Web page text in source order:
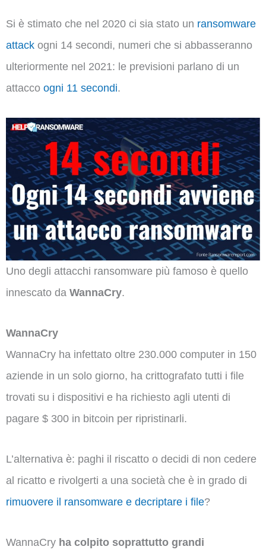
Si è stimato che nel 2020 ci sia stato un ransomware
attack ogni 14 secondi, numeri che si abbasseranno
ulteriormente nel 2021: le previsioni parlano di un
attacco ogni 11 secondi.
Uno degli attacchi ransomware più famoso è quello
innescato da WannaCry.
WannaCry
WannaCry ha infettato oltre 230.000 computer in 150
aziende in un solo giorno, ha crittografato tutti i file
trovati su i dispositivi e ha richiesto agli utenti di
pagare $ 300 in bitcoin per ripristinarli.
L’alternativa è: paghi il riscatto o decidi di non cedere
al ricatto e rivolgerti a una società che è in grado di
rimuovere il ransomware e decriptare i file?
WannaCry ha colpito soprattutto grandi